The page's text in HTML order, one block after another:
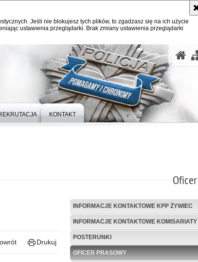
Jeśli nie blokujesz tych plików, to zgadzasz się na ich użycie
ustawienia przeglądarki. Brak zmiany ustawienia przeglądarki
KONTAKT
Drukuj
INFORMACJE KONTAKTOWE KPP ŻYWIEC
INFORMACJE KONTAKTOWE KOMISARIATY
POSTERUNKI
OFICER PRASOWY